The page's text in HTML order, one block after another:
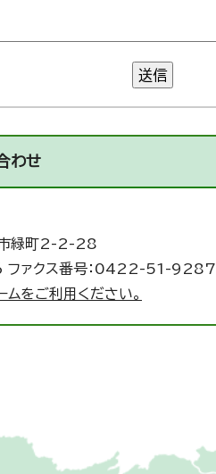
送信
わせ
緑町2-2-28
ァクス番号：0422-51-9287
をご利用ください。